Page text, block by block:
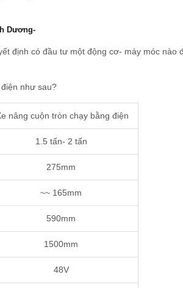
Dương-
định có đầu tư một động cơ- máy móc nào
như sau?
nâng cuộn tròn chạy bằng điện
1.5 tấn- 2 tấn
275mm
~~ 165mm
590mm
1500mm
48V